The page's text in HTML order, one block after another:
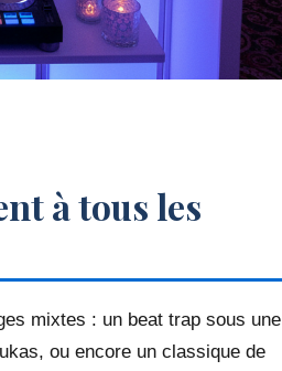
à tous les
mixtes : un beat trap sous une
ou encore un classique de